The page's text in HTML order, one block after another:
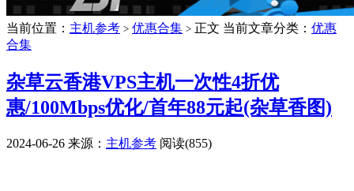
当前位置： 主机参考 > 优惠合集 > 正文 当前文章分类： 优惠
合集
杂草云香港VPS主机一次性4折优
惠/100Mbps优化/首年88元起(杂草香图)
2024-06-26 来源： 主机参考 阅读(855)